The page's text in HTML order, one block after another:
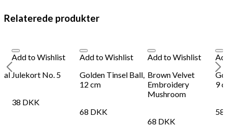
Relaterede produkter
Add to Wishlist
Julekort No. 5
38 DKK
Add to Wishlist
Golden Tinsel Ball,
12 cm
68 DKK
Add to Wishlist
Brown Velvet
Embroidery
Mushroom
68 DKK
9
58